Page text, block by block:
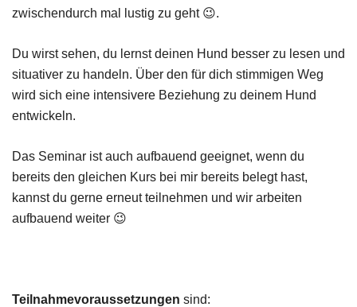
zwischendurch mal lustig zu geht 😉.
Du wirst sehen, du lernst deinen Hund besser zu lesen und
situativer zu handeln. Über den für dich stimmigen Weg
wird sich eine intensivere Beziehung zu deinem Hund
entwickeln.
Das Seminar ist auch aufbauend geeignet, wenn du
bereits den gleichen Kurs bei mir bereits belegt hast,
kannst du gerne erneut teilnehmen und wir arbeiten
aufbauend weiter 😉
Teilnahmevoraussetzungen sind: